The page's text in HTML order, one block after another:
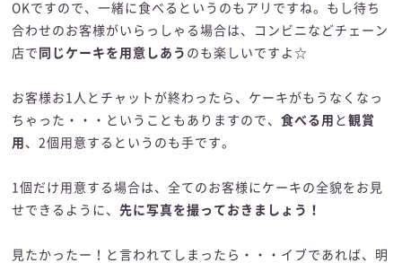
OKですので、一緒に食べるというのもアリですね。もし待ち
合わせのお客様がいらっしゃる場合は、コンビニなどチェーン
店で 同じケーキを用意しあう のも楽しいですよ☆
お客様お1人とチャットが終わったら、ケーキがもうなくなっ
ちゃった・・・ということもありますので、食べる用 と観賞
用 、2個用意するというのも手です。
1個だけ用意する場合は、全てのお客様にケーキの全貌をお見
せできるように、先に写真を撮っておきましょう！
見たかったー！と言われてしまったら・・・イブであれば、明